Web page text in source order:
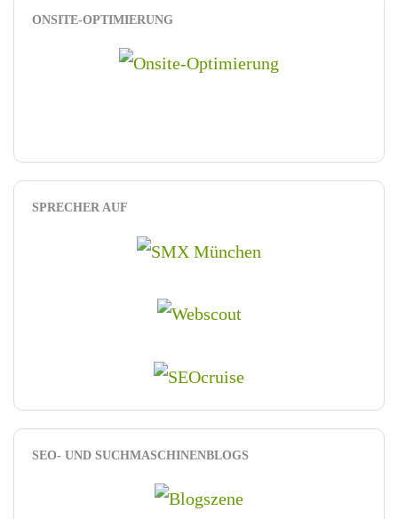
ONSITE-OPTIMIERUNG
SPRECHER AUF
SEO- UND SUCHMASCHINENBLOGS